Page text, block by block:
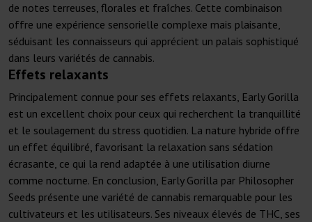
de notes terreuses, florales et fraîches. Cette combinaison
offre une expérience sensorielle complexe mais plaisante,
séduisant les connaisseurs qui apprécient un palais sophistiqué
dans leurs variétés de cannabis.
Effets relaxants
Principalement connue pour ses effets relaxants, Early Gorilla
est un excellent choix pour ceux qui recherchent la tranquillité
et le soulagement du stress quotidien. La nature hybride offre
un effet équilibré, favorisant la relaxation sans sédation
écrasante, ce qui la rend adaptée à une utilisation diurne
comme nocturne. En conclusion, Early Gorilla par Philosopher
Seeds présente une variété de cannabis remarquable pour les
cultivateurs et les utilisateurs. Ses niveaux élevés de THC, ses